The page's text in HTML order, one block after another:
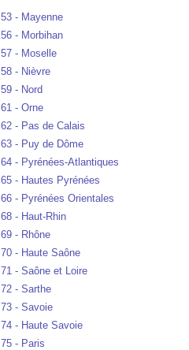
53 - Mayenne
56 - Morbihan
57 - Moselle
58 - Nièvre
59 - Nord
61 - Orne
62 - Pas de Calais
63 - Puy de Dôme
64 - Pyrénées-Atlantiques
65 - Hautes Pyrénées
66 - Pyrénées Orientales
68 - Haut-Rhin
69 - Rhône
70 - Haute Saône
71 - Saône et Loire
72 - Sarthe
73 - Savoie
74 - Haute Savoie
75 - Paris